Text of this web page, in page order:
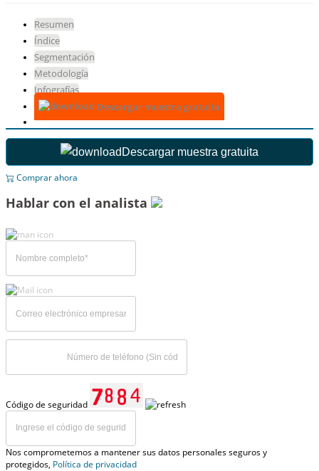
Resumen
Índice
Segmentación
Metodología
Infografías
Descargar muestra gratuita
Descargar muestra gratuita
Comprar ahora
Hablar con el analista
Código de seguridad
Nos comprometemos a mantener sus datos personales seguros y
protegidos, Política de privacidad